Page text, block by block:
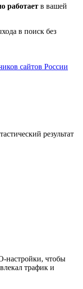
работает в вашей
в поиск без
сайтов России
результат
настройки, чтобы
трафик и